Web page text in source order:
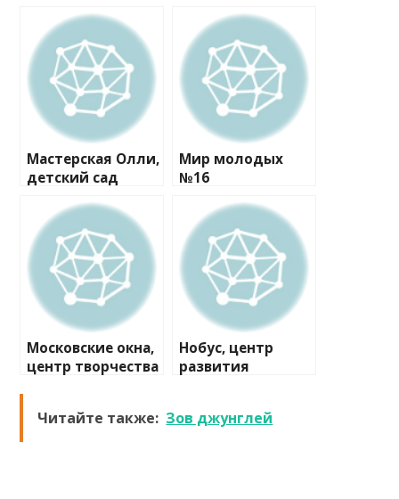
Мастерская Олли,
детский сад
Мир молодых
№16
Московские окна,
центр творчества
Нобус, центр
развития
Читайте также: Зов джунглей